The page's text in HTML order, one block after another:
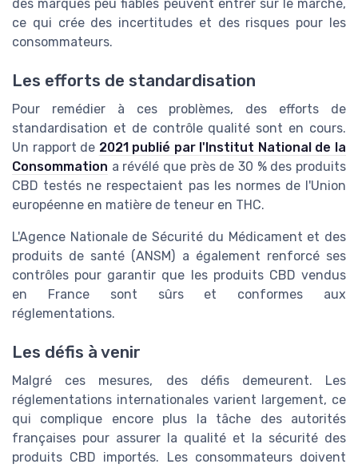
des marques peu fiables peuvent entrer sur le marché,
ce qui crée des incertitudes et des risques pour les
consommateurs.
Les efforts de standardisation
Pour remédier à ces problèmes, des efforts de
standardisation et de contrôle qualité sont en cours.
Un rapport de 2021 publié par l'Institut National de la
Consommation a révélé que près de 30 % des produits
CBD testés ne respectaient pas les normes de l'Union
européenne en matière de teneur en THC.
L'Agence Nationale de Sécurité du Médicament et des
produits de santé (ANSM) a également renforcé ses
contrôles pour garantir que les produits CBD vendus
en France sont sûrs et conformes aux
réglementations.
Les défis à venir
Malgré ces mesures, des défis demeurent. Les
réglementations internationales varient largement, ce
qui complique encore plus la tâche des autorités
françaises pour assurer la qualité et la sécurité des
produits CBD importés. Les consommateurs doivent